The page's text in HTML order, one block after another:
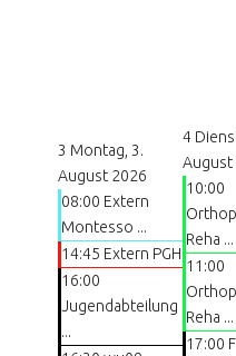
3 Montag, 3.
August 2026
08:00 Extern
Montesso ...
14:45 Extern PGH
16:00
Jugendabteilung
...
4
August
10:00
Reha ...
11:00
Reha ...
17:00